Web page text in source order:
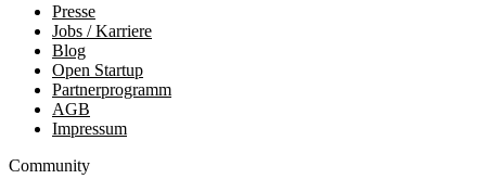
Presse
Jobs / Karriere
Blog
Open Startup
Partnerprogramm
AGB
Impressum
Community